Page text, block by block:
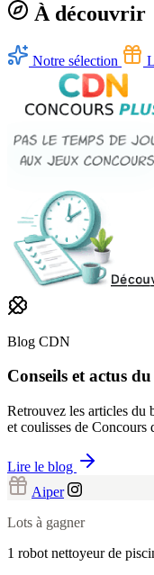
À découvrir
Notre sélection
Blog CDN
Conseils et actus du
Retrouvez les articles du
et coulisses de Concours
Lire le blog
Aiper
Lots à gagner
1 robot nettoyeur de